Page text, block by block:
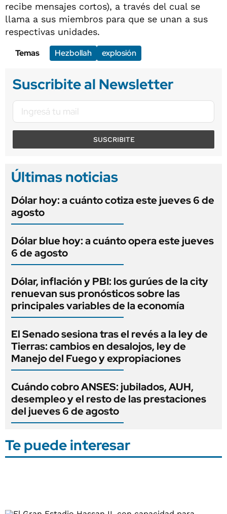
recibe mensajes cortos), a través del cual se
llama a sus miembros para que se unan a sus
respectivas unidades.
Temas
Hezbollah explosión
Suscribite al Newsletter
SUSCRIBITE
Últimas noticias
Dólar hoy: a cuánto cotiza este jueves 6 de
agosto
Dólar blue hoy: a cuánto opera este jueves
6 de agosto
Dólar, inflación y PBI: los gurúes de la city
renuevan sus pronósticos sobre las
principales variables de la economía
El Senado sesiona tras el revés a la ley de
Tierras: cambios en desalojos, ley de
Manejo del Fuego y expropiaciones
Cuándo cobro ANSES: jubilados, AUH,
desempleo y el resto de las prestaciones
del jueves 6 de agosto
Te puede interesar